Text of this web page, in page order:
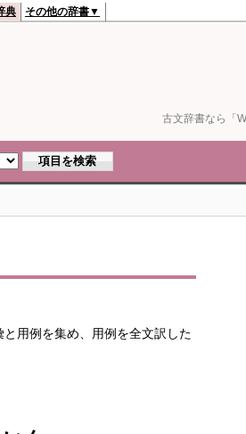
古文辞書なら「
典 その他の辞書▼
用例を集め、用例を全文訳した